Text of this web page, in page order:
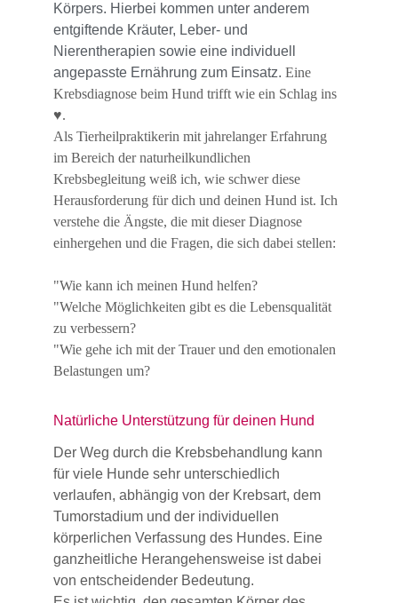
Körpers. Hierbei kommen unter anderem
entgiftende Kräuter, Leber- und
Nierentherapien sowie eine individuell
angepasste Ernährung zum Einsatz. Eine
Krebsdiagnose beim Hund trifft wie ein Schlag ins
♥️.
Als Tierheilpraktikerin mit jahrelanger Erfahrung
im Bereich der naturheilkundlichen
Krebsbegleitung weiß ich, wie schwer diese
Herausforderung für dich und deinen Hund ist. Ich
verstehe die Ängste, die mit dieser Diagnose
einhergehen und die Fragen, die sich dabei stellen:
"Wie kann ich meinen Hund helfen?
"Welche Möglichkeiten gibt es die Lebensqualität
zu verbessern?
"Wie gehe ich mit der Trauer und den emotionalen
Belastungen um?
Natürliche Unterstützung für deinen Hund
Der Weg durch die Krebsbehandlung kann
für viele Hunde sehr unterschiedlich
verlaufen, abhängig von der Krebsart, dem
Tumorstadium und der individuellen
körperlichen Verfassung des Hundes. Eine
ganzheitliche Herangehensweise ist dabei
von entscheidender Bedeutung.